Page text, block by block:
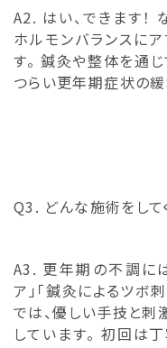
A2. はい、できます
ホルモンバランスに
す。 鍼灸や整体を通じ
つらい更年期症状の緩
Q3. どんな施術をして
A3. 更年期の不調に
ア」「鍼灸によるツボ
では、優しい手技と刺
しています。 初回は